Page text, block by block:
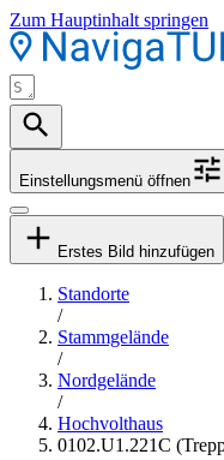
Zum Hauptinhalt springen
Einstellungsmenü öffnen
Erstes Bild hinzufügen
Standorte
/
Stammgelände
/
Nordgelände
/
Hochvolthaus
0102.U1.221C